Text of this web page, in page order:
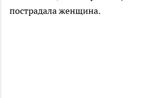
пострадала женщина.